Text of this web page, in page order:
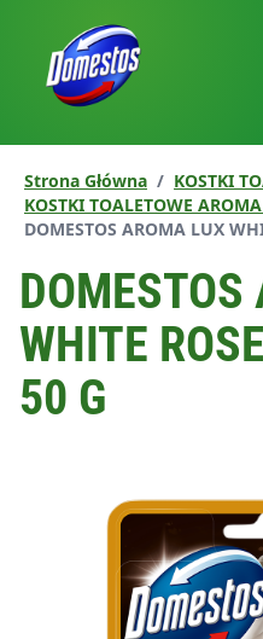
treści
Strona Główna / KOSTKI
KOSTKI TOALETOWE
Aktualna strona:
DOMESTOS AROMA LUX
WHITE
50 G